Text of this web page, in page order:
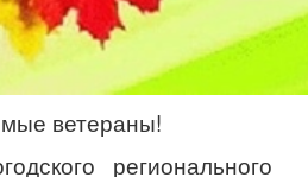
ветераны!
регионального